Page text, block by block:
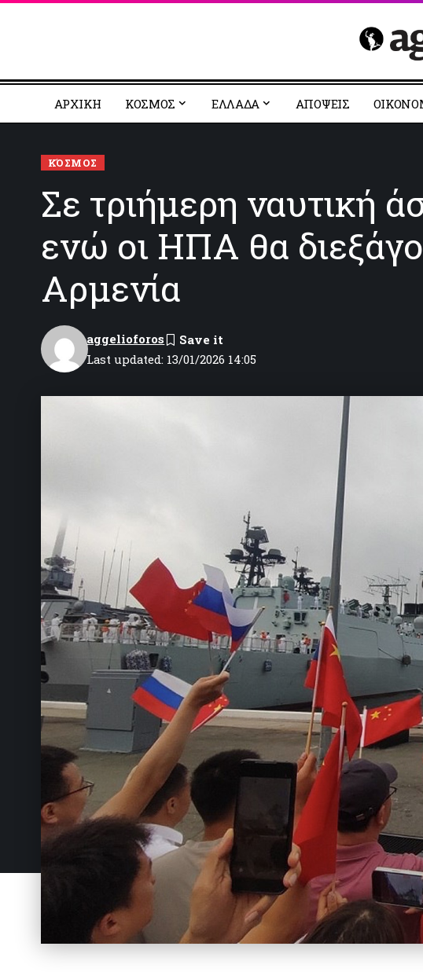
ΑΡΧΙΚΗ ΚΟΣΜΟΣ EΛΛΑΔΑ ΑΠΟΨΕΙΣ
ΚΌΣΜΟΣ
Σε τριήμερη ναυτική
ενώ οι ΗΠΑ θα
Αρμενία
Last updated: 13/01/2026 14:05
aggelioforos